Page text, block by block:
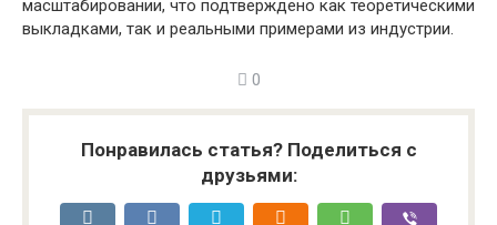
масштабировании, что подтверждено как теоретическими
выкладками, так и реальными примерами из индустрии.
0
Понравилась статья? Поделиться с
друзьями: